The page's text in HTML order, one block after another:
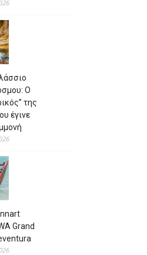
Ο
της
έγινε
Grand